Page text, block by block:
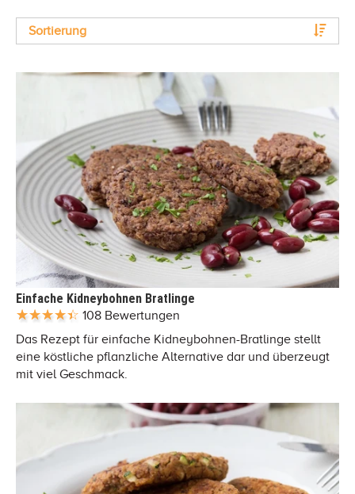
Sortierung
Einfache Kidneybohnen Bratlinge
108 Bewertungen
Das Rezept für einfache Kidneybohnen-Bratlinge stellt
eine köstliche pflanzliche Alternative dar und überzeugt
mit viel Geschmack.